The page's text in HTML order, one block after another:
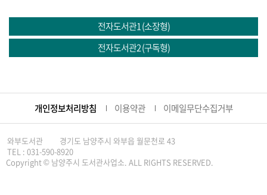
전자도서관1 (소장형)
전자도서관2 (구독형)
개인정보처리방침 이용약관 이메일무단수집거부
와부도서관
경기도 남양주시 와부읍 월문천로 43
TEL : 031-590-8920
Copyright © 남양주시 도서관사업소. ALL RIGHTS RESERVED.